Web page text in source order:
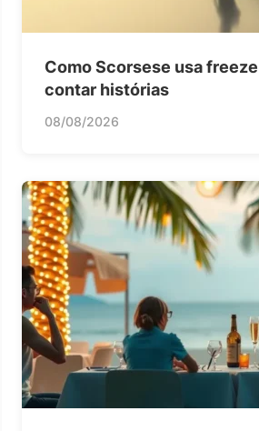
Como Scorsese usa
contar histórias
08/08/2026